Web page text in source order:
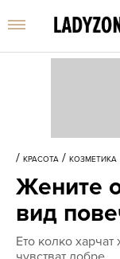
/ КРАСОТА / КОЗМЕТИКА
Жените
вид
Ето колко